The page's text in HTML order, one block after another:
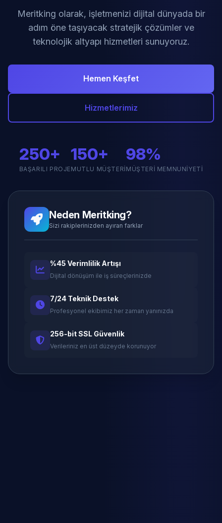
Meritking olarak, işletmenizi dijital dünyada bir
adım öne taşıyacak stratejik çözümler ve
teknolojik altyapı hizmetleri sunuyoruz.
Hemen Keşfet
Hizmetlerimiz
250+
BAŞARILI PROJE
150+
MUTLU MÜŞTERI
98%
MÜŞTERI MEMNUNIYETI
Neden Meritking?
Sizi rakiplerinizden ayıran farklar
%45 Verimlilik Artışı
Dijital dönüşüm ile iş süreçlerinizde
7/24 Teknik Destek
Profesyonel ekibimiz her zaman yanınızda
256-bit SSL Güvenlik
Verileriniz en üst düzeyde korunuyor